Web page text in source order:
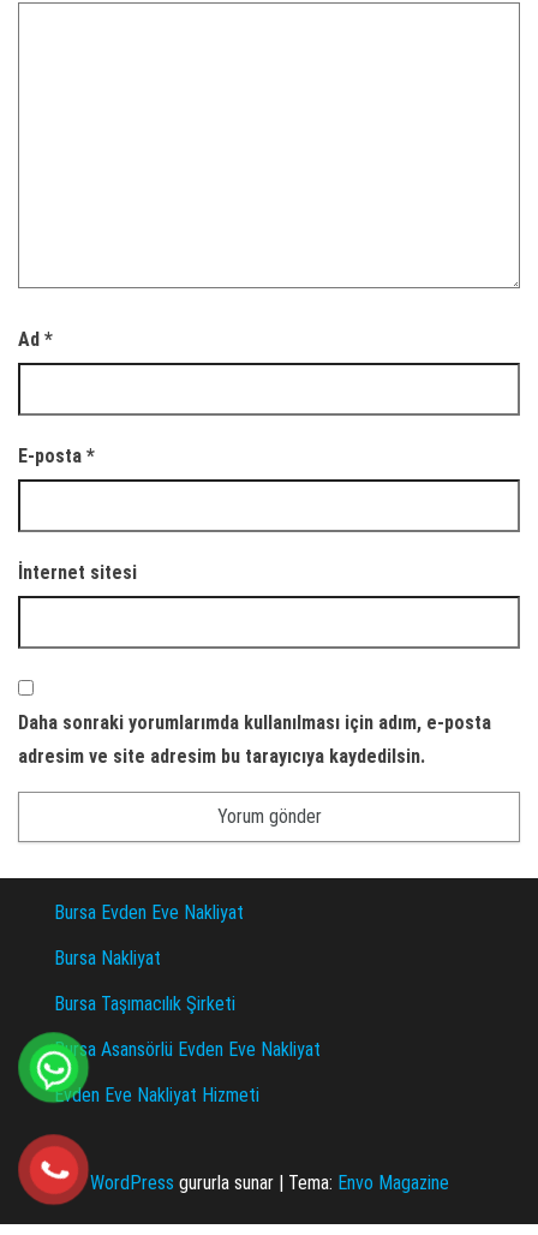
Ad *
E-posta *
İnternet sitesi
Daha sonraki yorumlarımda kullanılması için adım, e-posta
adresim ve site adresim bu tarayıcıya kaydedilsin.
Bursa Evden Eve Nakliyat
Bursa Nakliyat
Bursa Taşımacılık Şirketi
Bursa Asansörlü Evden Eve Nakliyat
Evden Eve Nakliyat Hizmeti
WordPress gururla sunar | Tema: Envo Magazine